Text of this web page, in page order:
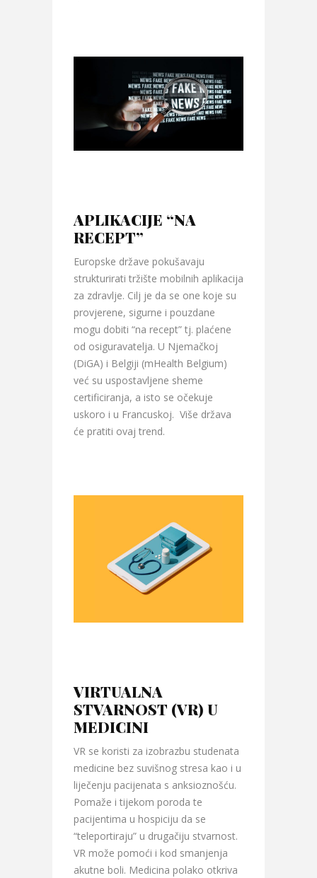
APLIKACIJE “NA
RECEPT”
Europske države pokušavaju
strukturirati tržište mobilnih aplikacija
za zdravlje. Cilj je da se one koje su
provjerene, sigurne i pouzdane
mogu dobiti “na recept” tj. plaćene
od osiguravatelja. U Njemačkoj
(DiGA) i Belgiji (mHealth Belgium)
već su uspostavljene sheme
certificiranja, a isto se očekuje
uskoro i u Francuskoj. Više država
će pratiti ovaj trend.
VIRTUALNA
STVARNOST (VR) U
MEDICINI
VR se koristi za izobrazbu studenata
medicine bez suvišnog stresa kao i u
liječenju pacijenata s anksioznošću.
Pomaže i tijekom poroda te
pacijentima u hospiciju da se
“teleportiraju” u drugačiju stvarnost.
VR može pomoći i kod smanjenja
akutne boli. Medicina polako otkriva